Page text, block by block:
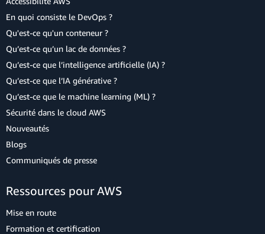
En quoi consiste le DevOps ?
Qu'est-ce qu'un conteneur ?
Qu’est-ce qu’un lac de données ?
Qu’est-ce que l’intelligence artificielle (IA) ?
Qu’est-ce que l’IA générative ?
Qu’est-ce que le machine learning (ML) ?
Sécurité dans le cloud AWS
Nouveautés
Blogs
Communiqués de presse
Ressources pour AWS
Mise en route
Formation et certification